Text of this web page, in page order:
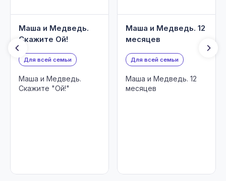
Маша и Медведь.
Скажите Ой!
Для всей семьи
Маша и Медведь.
Скажите "Ой!"
Маша и Медведь. 12
месяцев
Для всей семьи
Маша и Медведь. 12
месяцев